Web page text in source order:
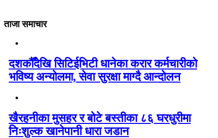
ताजा समाचार
दशकौँदेखि सिटिईभिटी धानेका करार कर्मचारीको
भविष्य अन्योलमा, सेवा सुरक्षा माग्दै आन्दोलन
खैरहनीका मुसहर र बोटे बस्तीका ८६ घरधुरीमा
निःशुल्क खानेपानी धारा जडान